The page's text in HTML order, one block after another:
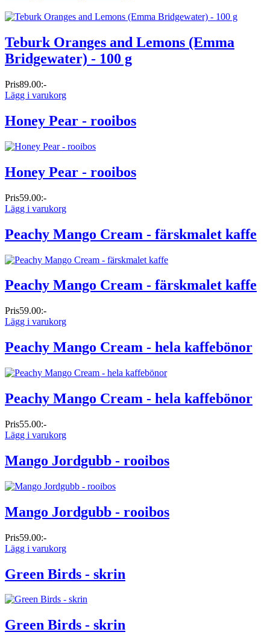
Teburk Oranges and Lemons (Emma
Bridgewater) - 100 g
Pris89.00:-
Lägg i varukorg
Honey Pear - rooibos
Honey Pear - rooibos
Pris59.00:-
Lägg i varukorg
Peachy Mango Cream - färskmalet kaffe
Peachy Mango Cream - färskmalet kaffe
Pris59.00:-
Lägg i varukorg
Peachy Mango Cream - hela kaffebönor
Peachy Mango Cream - hela kaffebönor
Pris55.00:-
Lägg i varukorg
Mango Jordgubb - rooibos
Mango Jordgubb - rooibos
Pris59.00:-
Lägg i varukorg
Green Birds - skrin
Green Birds - skrin